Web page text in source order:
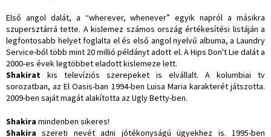
Első angol dalát, a “wherever, whenever” egyik napról a másikra
szupersztárrá tette. A kislemez számos ország értékesítési listáján a
legfontosabb helyet foglalta el és első angol nyelvű albuma, a Laundry
Service-ből több mint 20 millió példányt adott el. A Hips Don't Lie dalát a
2000-es évek legtöbbet eladott kislemeze lett.
Shakirat kis televíziós szerepeket is elvállalt. A kolumbiai tv
sorozatban, az El Oasis-ban 1994-ben Luisa Maria karakterét játszotta.
2009-ben saját magát alakította az Ugly Betty-ben.
Shakira mindenben sikeres!
Shakiraszereti nevét adni jótékonyságú ügyekhez is. 1995-ben